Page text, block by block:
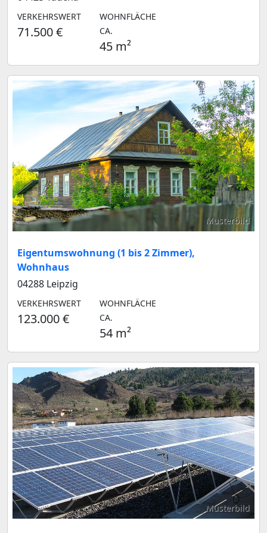
VERKEHRSWERT
71.500 €
WOHNFLÄCHE
CA.
45 m²
Musterbild
Eigentumswohnung (1 bis 2 Zimmer),
Wohnhaus
04288 Leipzig
VERKEHRSWERT
123.000 €
WOHNFLÄCHE
CA.
54 m²
Musterbild